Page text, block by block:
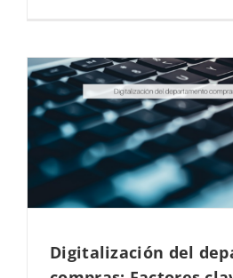
Digitalización del